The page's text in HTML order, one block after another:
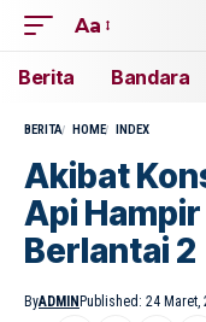
Aa
Berita Bandara
BERITA HOME INDEX
Akibat
Api
Berlantai 2
ByADMIN Published: 24 Maret,